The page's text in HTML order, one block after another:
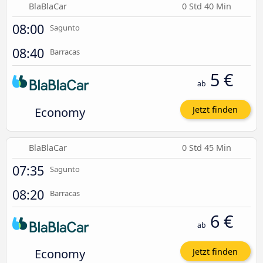
BlaBlaCar 0 Std 40 Min
08:00 Sagunto
08:40 Barracas
Economy
ab 5 €
Jetzt finden
BlaBlaCar 0 Std 45 Min
07:35 Sagunto
08:20 Barracas
Economy
ab 6 €
Jetzt finden